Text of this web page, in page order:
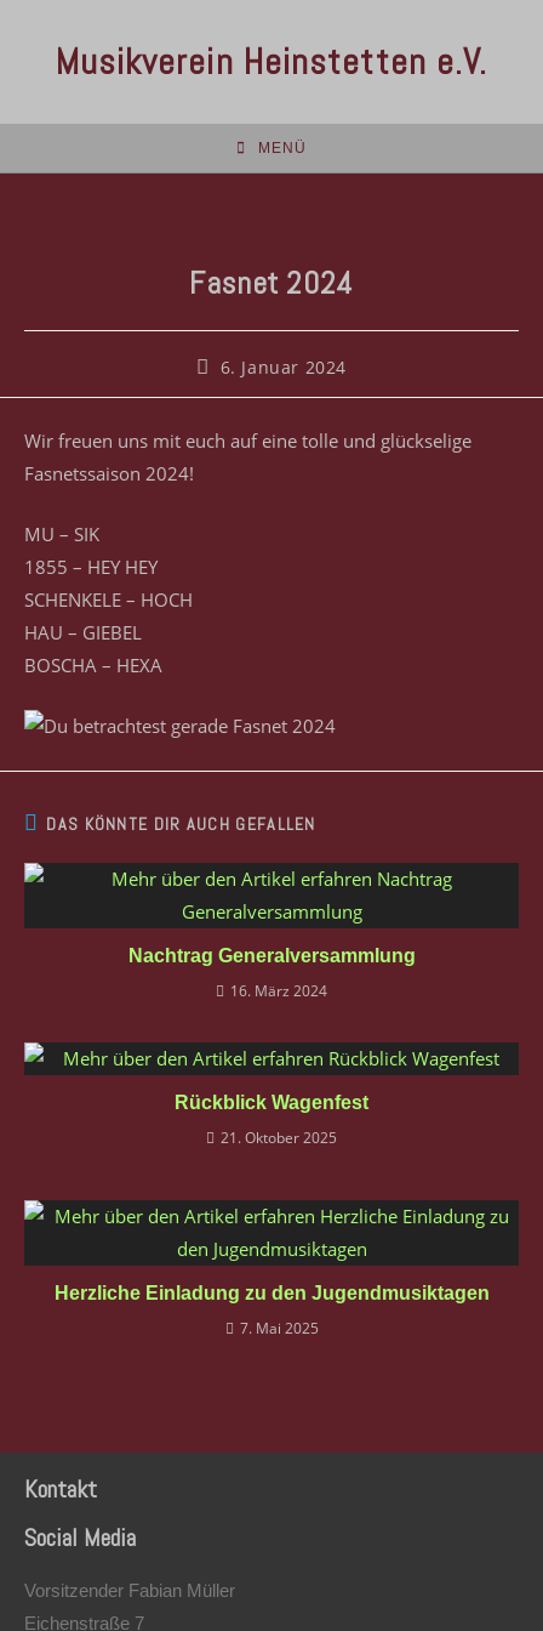
Musikverein Heinstetten e.V.
MENÜ
Fasnet 2024
6. Januar 2024
Wir freuen uns mit euch auf eine tolle und glückselige
Fasnetssaison 2024!
MU – SIK
1855 – HEY HEY
SCHENKELE – HOCH
HAU – GIEBEL
BOSCHA – HEXA
DAS KÖNNTE DIR AUCH GEFALLEN
Nachtrag Generalversammlung
16. März 2024
Rückblick Wagenfest
21. Oktober 2025
Herzliche Einladung zu den Jugendmusiktagen
7. Mai 2025
Kontakt
Social Media
Vorsitzender Fabian Müller
Eichenstraße 7